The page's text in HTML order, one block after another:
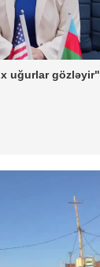
uğurlar gözləyir"